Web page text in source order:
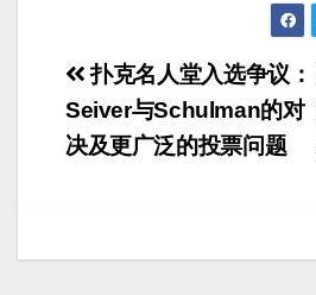
文
章
导
扑克名人堂入选争议：
Seiver与Schulman的对
决及更广泛的投票问题